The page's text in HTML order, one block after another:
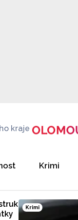
kraje
Krimi
Krimi